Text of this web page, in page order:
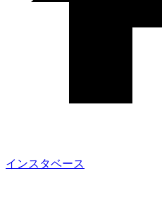
インスタベース